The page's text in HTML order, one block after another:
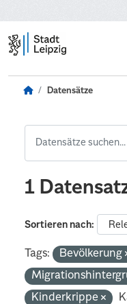
Datensätze
1
Sortieren nach
Tags: Bevölkerung
Kinderkrippe